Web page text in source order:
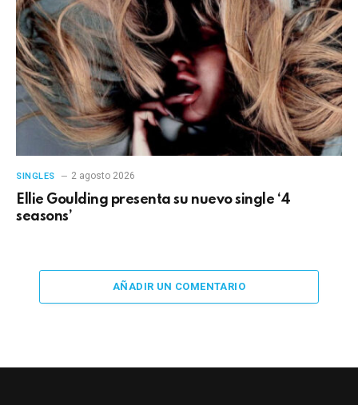
SINGLES 2 agosto 2026
Ellie Goulding presenta su nuevo single ‘4
seasons’
AÑADIR UN COMENTARIO